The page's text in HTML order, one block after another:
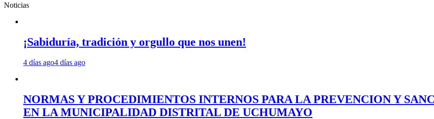
Noticias
¡Sabiduría, tradición y orgullo que nos unen!
4 días ago4 días ago
NORMAS Y PROCEDIMIENTOS INTERNOS PARA LA PREVENCION Y
EN LA MUNICIPALIDAD DISTRITAL DE UCHUMAYO